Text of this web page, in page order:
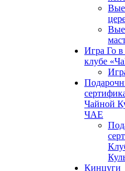
Игра Го
клубе
Чайной
ЧАЕ
Кинцуги